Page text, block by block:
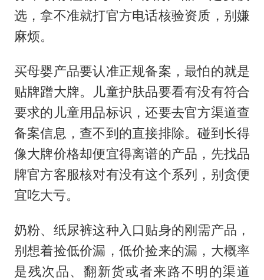
选，拿不准就打官方电话核验资质，别嫌
麻烦。
买母婴产品要认准正规备案，最怕的就是
贴牌蹭大牌。儿童护肤品要看有没有符合
要求的儿童用品标识，还要去官方渠道查
备案信息，查不到的直接排除。碰到长得
像大牌价格却便宜得离谱的产品，先找品
牌官方客服核对有没有这个系列，别贪便
宜吃大亏。
奶粉、纸尿裤这种入口贴身的刚需产品，
别想着捡低价漏，低价捡来的漏，大概率
是残次品、翻新货或者来路不明的渠道